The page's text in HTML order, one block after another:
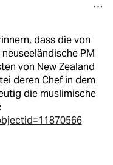
dass die von
PM
von New Zealand
deren Chef in dem
die muslimische